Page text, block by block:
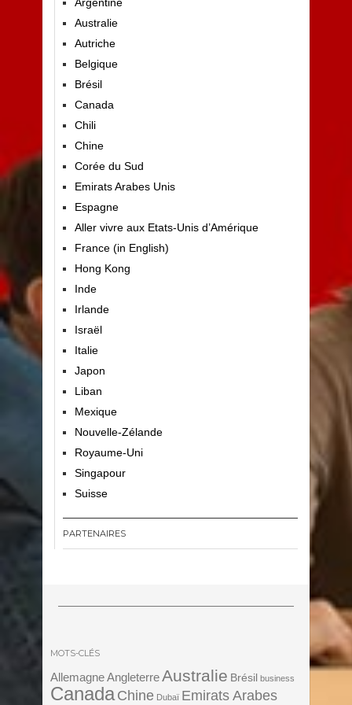
Argentine
Australie
Autriche
Belgique
Brésil
Canada
Chili
Chine
Corée du Sud
Emirats Arabes Unis
Espagne
Aller vivre aux Etats-Unis d’Amérique
France (in English)
Hong Kong
Inde
Irlande
Israël
Italie
Japon
Liban
Mexique
Nouvelle-Zélande
Royaume-Uni
Singapour
Suisse
PARTENAIRES
MOTS-CLÉS
Allemagne AngleterreAustralie Brésil business
Canada Chine Dubaï Emirats Arabes